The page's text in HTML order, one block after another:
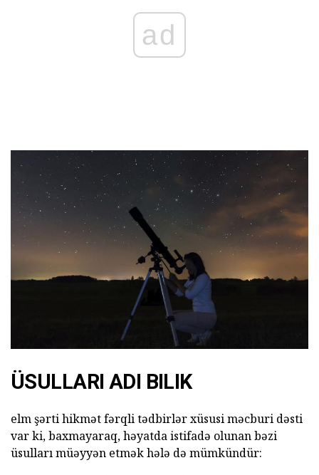
ad
ÜSULLARI ADI BILIK
elm şərti hikmət fərqli tədbirlər xüsusi məcburi dəsti
var ki, baxmayaraq, həyatda istifadə olunan bəzi
üsulları müəyyən etmək hələ də mümkündür: